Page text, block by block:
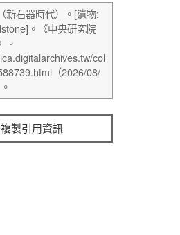
複製引用資訊